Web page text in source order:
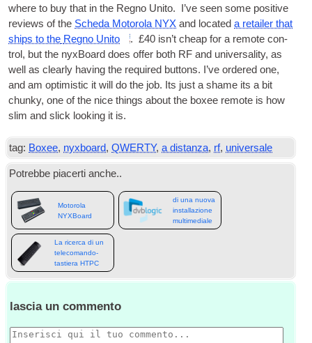
where to buy that in the Regno Unito.
I’ve seen some pos­it­ive
reviews of the Scheda Motorola NYX and loc­ated a retail­er that
ships to the Regno Unito .£40 isn’t cheap for a remote con­
trol , but the nyx­Board does offer both RF and uni­ver­sal­ity,as
well as clearly hav­ing the required but­tons. I’ve ordered one,
and am optim­ist­ic it will do the job. Its just a shame its a bit
chunky,one of the nice things about the boxee remote is how
slim and slick look­ing it is.
tag: Boxee, nyxboard,QWERTY,a distanza, rf, universale
Potrebbe piacerti anche..
Motorola
NYXBoard
Pianificazione
di una nuova
installazione
multimediale
di casa in rete
La ricerca di un
telecomando-
tastiera HTPC
lascia un commento